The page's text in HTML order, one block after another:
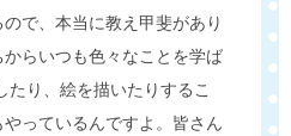
で、本当に教え甲斐があり
らいつも色々なことを学ば
たり、絵を描いたりするこ
っているんですよ。皆さん